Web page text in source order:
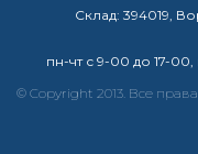
краска эмаль
Склад: 394019,
пн-чт с 9-00 до 17-
© Copyright 2013. Все